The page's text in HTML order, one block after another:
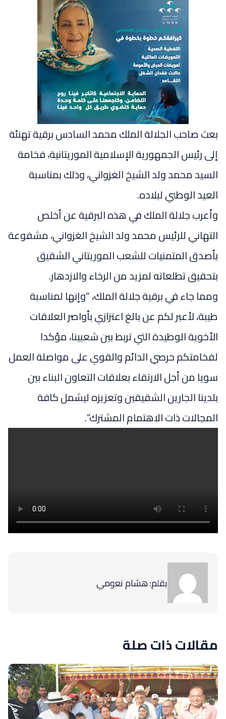
بعث صاحب الجلالة الملك محمد السادس برقية تهنئة
إلى رئيس الجمهورية الإسلامية الموريتانية، فخامة
السيد محمد ولد الشيخ الغزواني، وذلك بمناسبة
العيد الوطني لبلاده.
وأعرب جلالة الملك في هذه البرقية عن أخلص
التهاني للرئيس محمد ولد الشيخ الغزواني، مشفوعة
بأصدق المتمنيات للشعب الموريتاني الشقيق
بتحقيق تطلعاته لمزيد من الرخاء والازدهار.
ومما جاء في برقية جلالة الملك، “وإنها لمناسبة
طيبة، لأعبر لكم عن بالغ اعتزازي بأواصر العلاقات
الأخوية الوطيدة التي تربط بين شعبينا، مؤكدا
لفخامتكم حرصي الدائم والقوي على مواصلة العمل
سويا من أجل الارتقاء بعلاقات التعاون البناء بين
بلدينا الجارين الشقيقين وتعزيزه ليشمل كافة
المجالات ذات الاهتمام المشترك”.
بقلم: هشام نعومي
مقالات ذات صلة